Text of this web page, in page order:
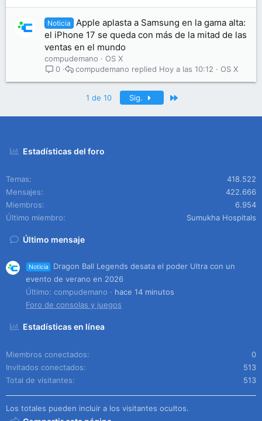
Noticia
Apple aplasta a Samsung en la gama alta:
el iPhone 17 se queda con más de la mitad de las
ventas en el mundo
compudemano
OS X
0
OS X
Hoy a las 10:12
compudemano
1 de 10 Sig.
Estadísticas del foro
Temas
418.522
Mensajes
422.666
Miembros
6.954
Último miembro
Sumukha Hospitals
Último mensaje
Noticia
Dragon Ball Legends desata el poder Ultra con un
evento de verano en 2026
Último: compudemano
hace 14 minutos
Foro de consolas y juegos
Estadísticas en línea
Miembros conectados
0
Invitados conectados
513
Total de visitantes
513
Los totales pueden incluir a los visitantes ocultos.